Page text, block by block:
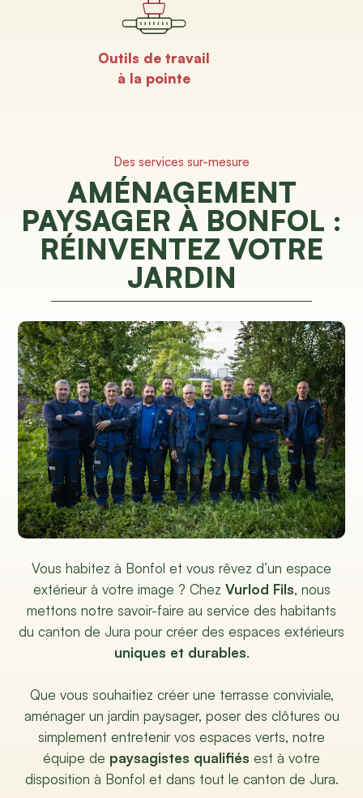
Outils de travail
à la pointe
Des services sur-mesure
AMÉNAGEMENT
PAYSAGER À BONFOL :
RÉINVENTEZ VOTRE
JARDIN
Vous habitez à Bonfol et vous rêvez d’un espace
extérieur à votre image ? Chez Vurlod Fils, nous
mettons notre savoir-faire au service des habitants
du canton de Jura pour créer des espaces extérieurs
uniques et durables.
Que vous souhaitiez créer une terrasse conviviale,
aménager un jardin paysager, poser des clôtures ou
simplement entretenir vos espaces verts, notre
équipe de paysagistes qualifiés est à votre
disposition à Bonfol et dans tout le canton de Jura.